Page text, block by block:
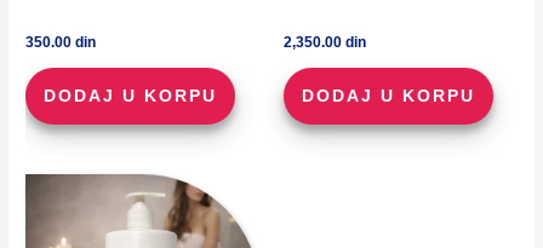
350.00din
DODAJ U KORPU
2,350.00 din
DODAJ U KORPU